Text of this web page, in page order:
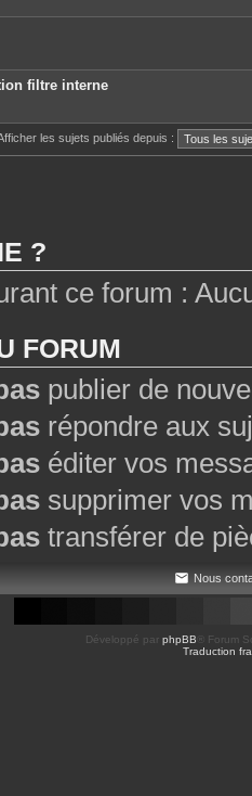
o
e
s
filtre interne
les sujets publiés depuis :
?
ce forum :
FORUM
publier de
répondre aux
éditer vos
supprimer vos
transférer de
Nous
Développé par phpBB ® Forum
Traduction